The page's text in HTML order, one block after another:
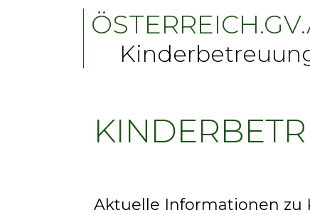
Aktuelle Informationen zu